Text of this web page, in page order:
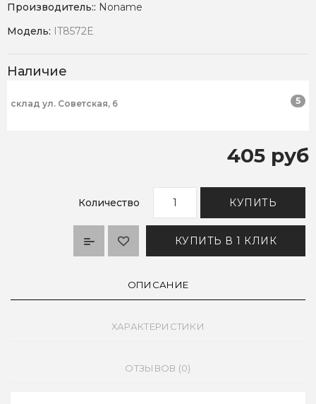
Производитель:: Noname
Модель: IT8572E
Наличие
склад ул. Советская, 6 5
405 руб
Количество КУПИТЬ
КУПИТЬ В 1 КЛИК
ОПИСАНИЕ
ХАРАКТЕРИСТИКИ
ОТЗЫВОВ (0)